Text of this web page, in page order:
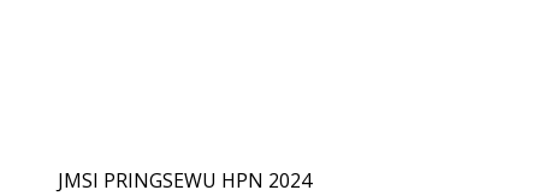
JMSI PRINGSEWU HPN 2024